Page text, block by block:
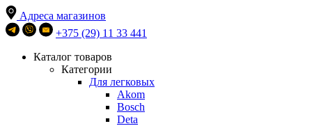
Адреса магазинов
+375 (29) 11 33 441
Каталог товаров
Категории
Для легковых
Akom
Bosch
Deta